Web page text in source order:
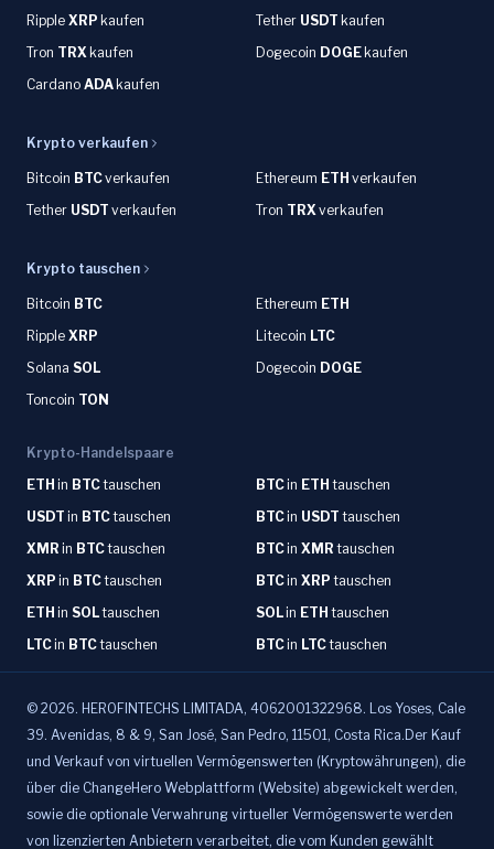
Ripple XRP kaufen Tether USDT kaufen
Tron TRX kaufen Dogecoin DOGE kaufen
Cardano ADA kaufen
Krypto verkaufen
Bitcoin BTCverkaufen Ethereum ETH verkaufen
Tether USDT verkaufen Tron TRXverkaufen
Krypto tauschen
Bitcoin BTC Ethereum ETH
Ripple XRP Litecoin LTC
Solana SOL Dogecoin DOGE
Toncoin TON
Krypto-Handelspaare
ETH in BTCtauschen BTCin ETH tauschen
USDT in BTCtauschen BTCin USDT tauschen
XMR in BTCtauschen BTCin XMR tauschen
XRP in BTCtauschen BTCin XRP tauschen
ETH in SOLtauschen SOLin ETH tauschen
LTCin BTCtauschen BTCin LTCtauschen
© 2026. HEROFINTECHS LIMITADA, 4062001322968. Los Yoses, Cale
39. Avenidas, 8 & 9, San José, San Pedro, 11501, Costa Rica.Der Kauf
und Verkauf von virtuellen Vermögenswerten (Kryptowährungen), die
über die ChangeHero Webplattform (Website) abgewickelt werden,
sowie die optionale Verwahrung virtueller Vermögenswerte werden
von lizenzierten Anbietern verarbeitet, die vom Kunden gewählt